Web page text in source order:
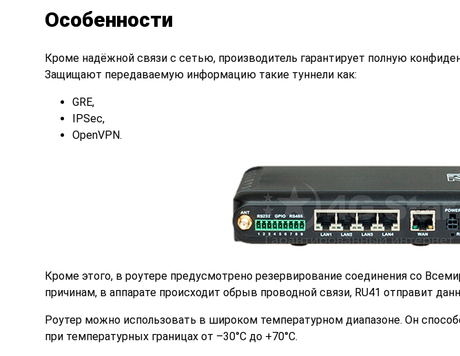
Особенности
Кроме надёжной связи с сетью, производитель гарантирует полную
Защищают передаваемую информацию такие туннели как:
GRE,
IPSec,
OpenVPN.
Кроме этого, в роутере предусмотрено резервирование соединения со
причинам, в аппарате происходит обрыв проводной связи, RU41 отправит
Роутер можно использовать в широком температурном диапазоне. Он
при температурных границах от –30°C до +70°C.